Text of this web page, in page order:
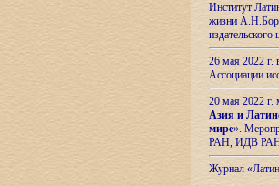
Институт
жизни
26 мая 2022
Ассоциации
20 мая 2022
Азия и
мире».
РАН, ИДВ
Журнал